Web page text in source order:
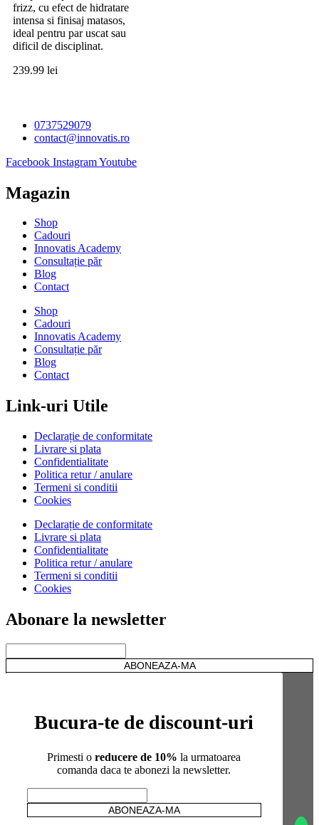
frizz, cu efect de hidratare
intensa si finisaj matasos,
ideal pentru par uscat sau
dificil de disciplinat.
239.99 lei
0737529079
contact@innovatis.ro
Facebook InstagramYoutube
Magazin
Shop
Cadouri
Innovatis Academy
Consultație păr
Blog
Contact
Shop
Cadouri
Innovatis Academy
Consultație păr
Blog
Contact
Link-uri Utile
Declarație de conformitate
Livrare si plata
Confidentialitate
Politica retur / anulare
Termeni si conditii
Cookies
Declarație de conformitate
Livrare si plata
Confidentialitate
Politica retur / anulare
Termeni si conditii
Cookies
Abonare la newsletter
Bucura-te de discount-uri
Primesti oreducere de 10% la urmatoarea
comanda daca te abonezi la newsletter.